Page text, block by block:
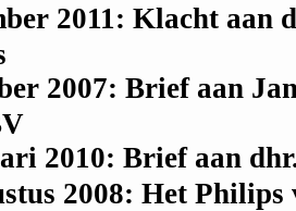
2011: Klacht aan
2007: Brief aan
2010: Brief aan
2008: Het